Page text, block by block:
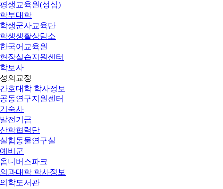
평생교육원(성심)
학부대학
학생군사교육단
학생생활상담소
한국어교육원
현장실습지원센터
학보사
성의교정
간호대학 학사정보
공동연구지원센터
기숙사
발전기금
산학협력단
실험동물연구실
예비군
옴니버스파크
의과대학 학사정보
의학도서관